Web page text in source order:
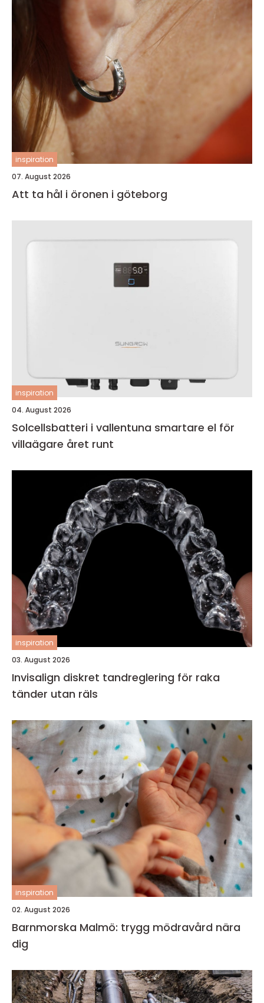
inspiration
07. August 2026
Att ta hål i öronen i göteborg
inspiration
04. August 2026
Solcellsbatteri i vallentuna smartare el för
villaägare året runt
inspiration
03. August 2026
Invisalign diskret tandreglering för raka
tänder utan räls
inspiration
02. August 2026
Barnmorska Malmö: trygg mödravård nära
dig